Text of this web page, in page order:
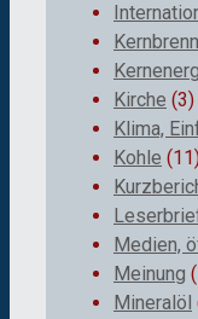
Kirche (3)
Klima,
Kohle
Medien,
Meinung
Mineralöl